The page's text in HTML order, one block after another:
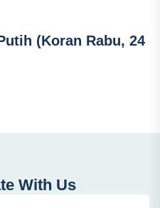
(Koran Rabu, 24
With Us